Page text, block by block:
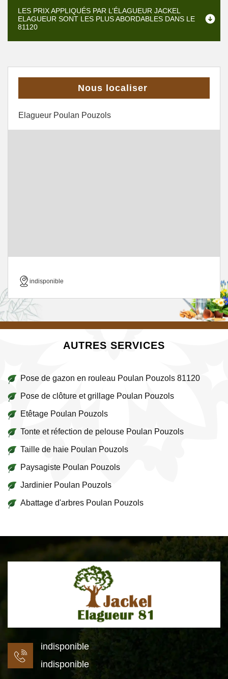
LES PRIX APPLIQUÉS PAR L’ÉLAGUEUR JACKEL
ELAGUEUR SONT LES PLUS ABORDABLES DANS LE
81120
Nous localiser
Elagueur Poulan Pouzols
indisponible
AUTRES SERVICES
Pose de gazon en rouleau Poulan Pouzols 81120
Pose de clôture et grillage Poulan Pouzols
Etêtage Poulan Pouzols
Tonte et réfection de pelouse Poulan Pouzols
Taille de haie Poulan Pouzols
Paysagiste Poulan Pouzols
Jardinier Poulan Pouzols
Abattage d'arbres Poulan Pouzols
indisponible
indisponible